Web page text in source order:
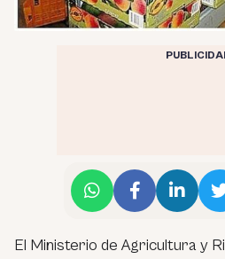
El Ministerio de Agricultura y